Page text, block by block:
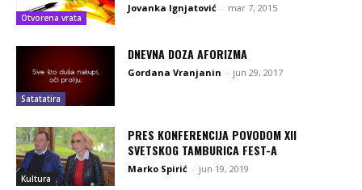
Otvorena vrata
Jovanka Ignjatović - mar 7, 2015
Satatatira
DNEVNA DOZA AFORIZMA
Gordana Vranjanin - jun 29, 2017
Kultura
PRES KONFERENCIJA POVODOM XII
SVETSKOG TAMBURICA FEST-A
Marko Spirić - jun 19, 2019